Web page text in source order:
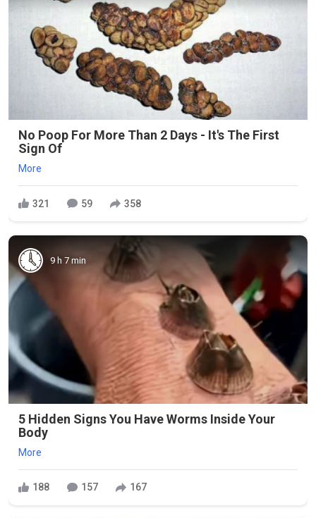
No Poop For More Than 2 Days - It's The First
Sign Of
More
321 59 358
9 h 7 min
5 Hidden Signs You Have Worms Inside Your
Body
More
188 157 167